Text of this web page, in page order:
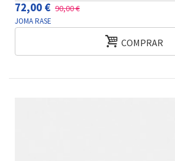
72,00 € 90,00 €
JOMA RASE
COMPRAR